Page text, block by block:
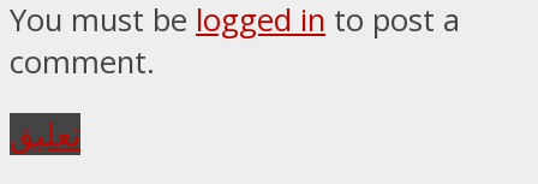
You must be logged in to post a
comment.
تعليق